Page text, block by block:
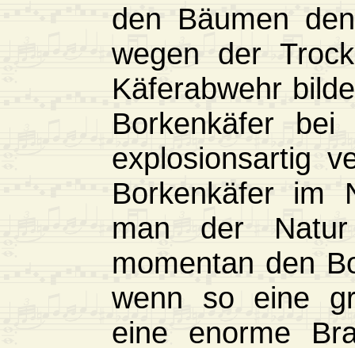
den Bäumen
wegen der
Käferabwehr
Borkenkäfer bei
explosionsartig
Borkenkäfer im
man der
momentan den
wenn so eine
eine enorme